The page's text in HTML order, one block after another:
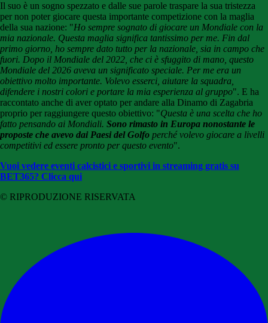
Il suo è un sogno spezzato e dalle sue parole traspare la sua tristezza
per non poter giocare questa importante competizione con la maglia
della sua nazione: "Ho sempre sognato di giocare un Mondiale con la
mia nazionale. Questa maglia significa tantissimo per me. Fin dal
primo giorno, ho sempre dato tutto per la nazionale, sia in campo che
fuori. Dopo il Mondiale del 2022, che ci è sfuggito di mano, questo
Mondiale del 2026 aveva un significato speciale. Per me era un
obiettivo molto importante. Volevo esserci, aiutare la squadra,
difendere i nostri colori e portare la mia esperienza al gruppo". E ha
raccontato anche di aver optato per andare alla Dinamo di Zagabria
proprio per raggiungere questo obiettivo: "Questa è una scelta che ho
fatto pensando ai Mondiali. Sono rimasto in Europa nonostante le
proposte che avevo dai Paesi del Golfo perché volevo giocare a livelli
competitivi ed essere pronto per questo evento".
Vuoi vedere eventi calcistici e sportivi in streaming gratis su
BET365? Clicca qui
© RIPRODUZIONE RISERVATA